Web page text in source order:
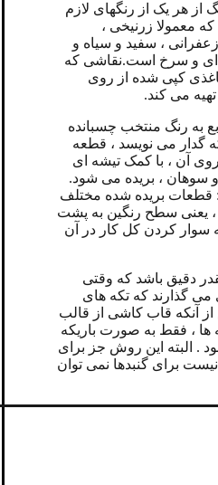
از هر یک از رنگهای لازم
معمولا زرنیخی ،
، سفید و سیاه و
ای و سرخ است.نقاشی که
کپی شده از روی
می کند.
به رنگ منتخب چسبانده
گدار می نویسد ، قطعه
آن ، با کمک تیشه ای
سوهان ، بریده می شود.
بریده شده مختلف
یعنی سطح رنگین به پشت
سوار کردن کل کار در آن
دقیق باشد که وقتی
گذارند که تکه های
آنکه قاب کاشی از قالب
، فقط به صورت باریکه
. البته این روش جز برای
برای گنبدها نمی توان